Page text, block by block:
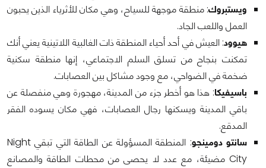
ويستبروك: منطقة موجهة للسياح، وهي مكان للأثرياء الذين يحبون
العمل واللعب الجاد.
هيوود: العيش في أحد أحياء المنطقة ذات الغالبية اللاتينية يعني أنك
تمكنت بنجاح من تسلق السلم الاجتماعي، إنها منطقة سكنية
ضخمة في الضواحي، مع وجود مشاكل بين العصابات.
باسيفيكا: هذا هو أخطر جزء من المدينة، مهجورة وهي منفصلة عن
باقي المدينة ويسكنها رجال العصابات، فهي مكان يسوده الفقر
المدقع.
سانتو دومينجو
: المنطقة المسؤولة عن الطاقة التي تبقي Night
City مضيئة، مع عدد لا يحصى من محطات الطاقة والمصانع